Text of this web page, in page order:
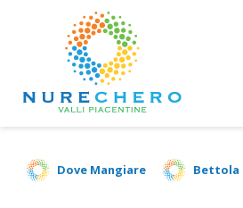
Dove Mangiare Bettola